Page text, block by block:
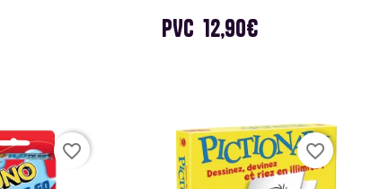
PVC 12,90€
favorite_border favorite_border